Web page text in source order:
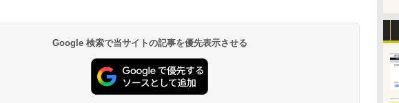
Google 検索で当サイトの記事を優先表示させる